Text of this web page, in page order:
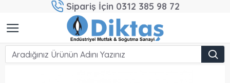
Sipariş İçin 0312 385 98 72